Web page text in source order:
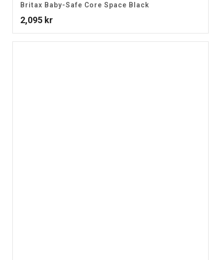
Britax Baby-Safe Core Space Black
2,095 kr